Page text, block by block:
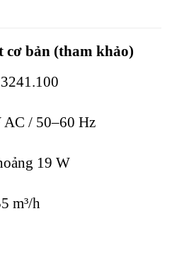
cơ bản (tham khảo)
AC / 50–60 Hz
19 W
m³/h